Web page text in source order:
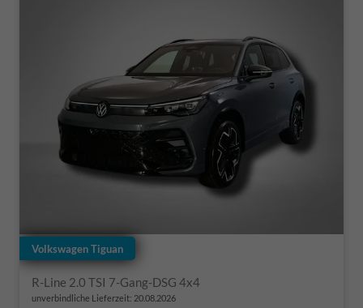
Volkswagen Tiguan
R-Line 2.0 TSI 7-Gang-DSG 4x4
unverbindliche Lieferzeit: 20.08.2026